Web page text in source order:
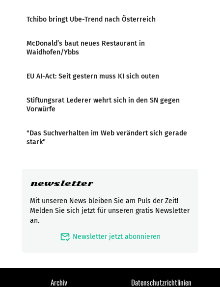
Tchibo bringt Ube-Trend nach Österreich
McDonald’s baut neues Restaurant in
Waidhofen/Ybbs
EU AI-Act: Seit gestern muss KI sich outen
Stiftungsrat Lederer wehrt sich in den SN gegen
Vorwürfe
"Das Suchverhalten im Web verändert sich gerade
stark"
newsletter
Mit unseren News bleiben Sie am Puls der Zeit!
Melden Sie sich jetzt für unseren gratis Newsletter
an.
mark_email_read Newsletter jetzt abonnieren
Archiv Datenschutzrichtlinien